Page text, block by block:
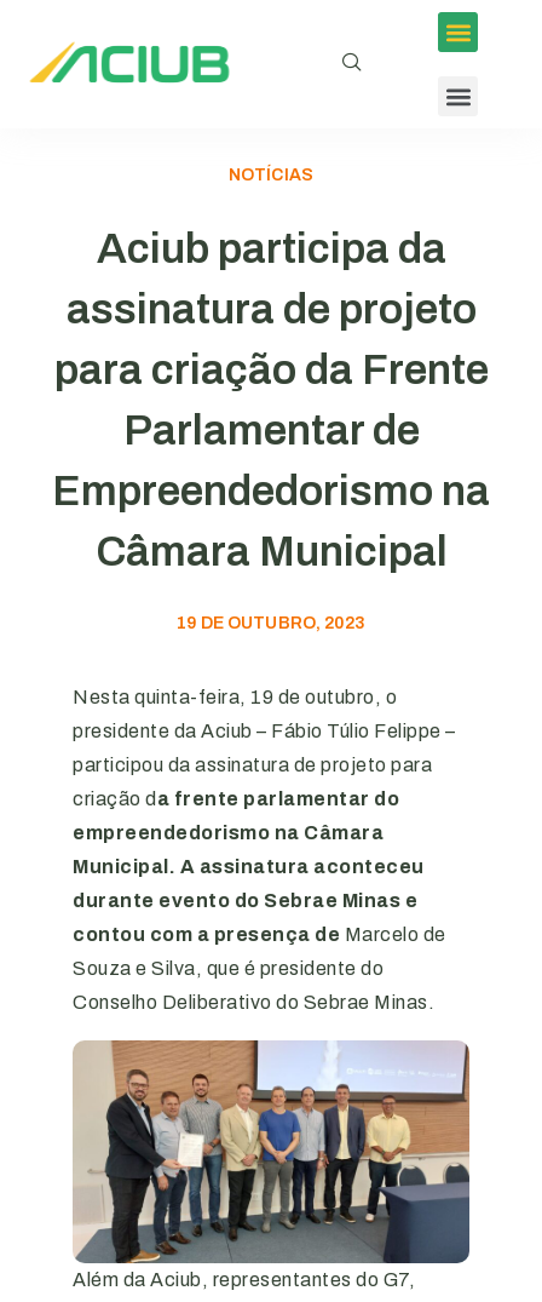
NOTÍCIAS
Aciub participa da
assinatura de projeto
para criação da Frente
Parlamentar de
Empreendedorismo na
Câmara Municipal
19 DE OUTUBRO, 2023
Nesta quinta-feira, 19 de outubro, o
presidente da Aciub – Fábio Túlio Felippe –
participou da assinatura de projeto para
criação d a frente parlamentar do
empreendedorismo na Câmara
Municipal. A assinatura aconteceu
durante evento do Sebrae Minas e
contou com a presença de Marcelo de
Souza e Silva, que é presidente do
Conselho Deliberativo do Sebrae Minas.
Além da Aciub, representantes do G7,